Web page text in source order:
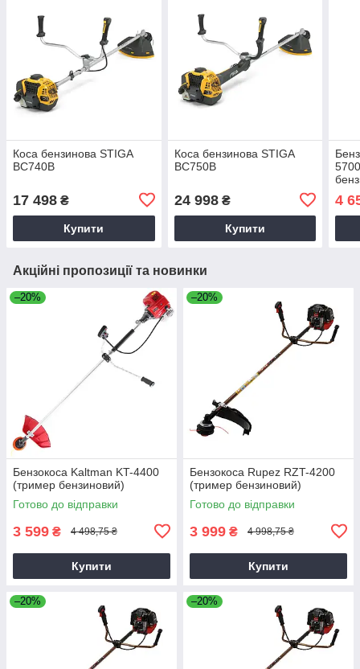
Коса бензинова STIGA
BC740B
17 498 ₴
Купити
Коса бензинова STIGA
BC750B
24 998₴
Купити
4
Акційні пропозиції та новинки
–20%
Бензокоса Kaltman KT-4400
(тример бензиновий)
Готово до відправки
3 599 ₴ 4 498,75 ₴
Купити
–20%
Бензокоса Rupez RZT-4200
(тример бензиновий)
Готово до відправки
3 999 ₴ 4 998,75 ₴
Купити
–20% –20%